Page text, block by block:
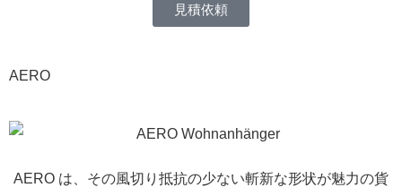
見積依頼
AERO
AERO は、その風切り抵抗の少ない斬新な形状が魅力の貨